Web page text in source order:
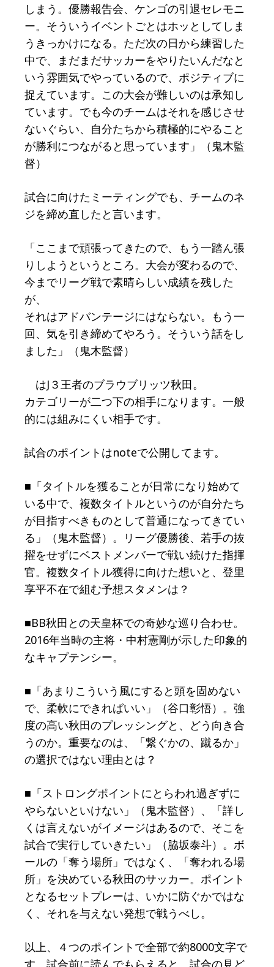
しまう。優勝報告会、ケンゴの引退セレモニ
ー。そういうイベントごとはホッとしてしま
うきっかけになる。ただ次の日から練習した
中で、まだまだサッカーをやりたいんだなと
いう雰囲気でやっているので、ポジティブに
捉えています。この大会が難しいのは承知し
ています。でも今のチームはそれを感じさせ
ないぐらい、自分たちから積極的にやること
が勝利につながると思っています」（鬼木監
督）
試合に向けたミーティングでも、チームのネ
ジを締め直したと言います。
「ここまで頑張ってきたので、もう一踏ん張
りしようというところ。大会が変わるので、
今までリーグ戦で素晴らしい成績を残した
が、
それはアドバンテージにはならない。もう一
回、気を引き締めてやろう。そういう話をし
ました」（鬼木監督）
はJ３王者のブラウブリッツ秋田。
カテゴリーが二つ下の相手になります。一般
的には組みにくい相手です。
試合のポイントはnoteで公開してます。
■「タイトルを獲ることが日常になり始めて
いる中で、複数タイトルというのが自分たち
が目指すべきものとして普通になってきてい
る」（鬼木監督）。リーグ優勝後、若手の抜
擢をせずにベストメンバーで戦い続けた指揮
官。複数タイトル獲得に向けた想いと、登里
享平不在で組む予想スタメンは？
■BB秋田との天皇杯での奇妙な巡り合わせ。
2016年当時の主将・中村憲剛が示した印象的
なキャプテンシー。
■「あまりこういう風にすると頭を固めない
で、柔軟にできればいい」（谷口彰悟）。強
度の高い秋田のプレッシングと、どう向き合
うのか。重要なのは、「繋ぐかの、蹴るか」
の選択ではない理由とは？
■「ストロングポイントにとらわれ過ぎずに
やらないといけない」（鬼木監督）、「詳し
くは言えないがイメージはあるので、そこを
試合で実行していきたい」（脇坂泰斗）。ボ
ールの「奪う場所」ではなく、「奪われる場
所」を決めている秋田のサッカー。ポイント
となるセットプレーは、いかに防ぐかではな
く、それを与えない発想で戦うべし。
以上、４つのポイントで全部で約8000文字で